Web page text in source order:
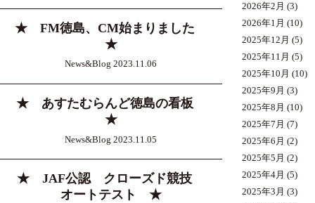
★ FM徳島、CM始まりました
★
News&Blog 2023.11.06
★ あすたむらんど徳島の看板
★
News&Blog 2023.11.05
★ JAF公認 クローズド競技
オートテスト ★
2026年2月 (3)
2026年1月 (10)
2025年12月 (5)
2025年11月 (5)
2025年10月 (10)
2025年9月 (3)
2025年8月 (10)
2025年7月 (7)
2025年6月 (2)
2025年5月 (2)
2025年4月 (5)
2025年3月 (3)